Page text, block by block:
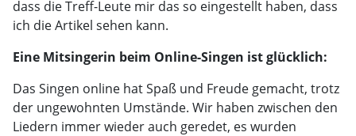
dass die Treff-Leute mir das so eingestellt haben, dass
ich die Artikel sehen kann.
Eine Mitsingerin beim Online-Singen ist glücklich:
Das Singen online hat Spaß und Freude gemacht, trotz
der ungewohnten Umstände. Wir haben zwischen den
Liedern immer wieder auch geredet, es wurden